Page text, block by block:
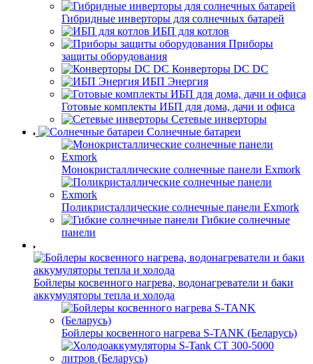
Гибридные инверторы для солнечных батарей
ИБП для котлов
Приборы
защиты оборудования
Конверторы DC DC
ИБП Энергия
Готовые комплекты ИБП для дома, дачи и офиса
Сетевые инверторы
Солнечные батареи
Монокристаллические солнечные панели Exmork
Поликристаллические солнечные панели Exmork
Гибкие солнечные
панели
Бойлеры косвенного нагрева, водонагреватели и баки
аккумуляторы тепла и холода
Бойлеры косвенного нагрева S-TANK (Беларусь)